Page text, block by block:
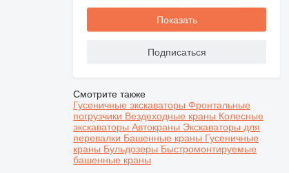
Показать
Подписаться
Смотрите также
Гусеничные экскаваторыФронтальные
погрузчики Вездеходные краны Колесные
экскаваторыАвтокраны Экскаваторы для
перевалки Башенные краны Гусеничные
краны Бульдозеры Быстромонтируемые
башенные краны